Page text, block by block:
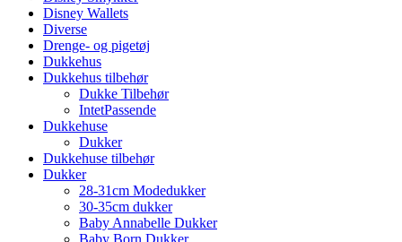
Disney Wallets
Diverse
Drenge- og pigetøj
Dukkehus
Dukkehus tilbehør
Dukke Tilbehør
IntetPassende
Dukkehuse
Dukker
Dukkehuse tilbehør
Dukker
28-31cm Modedukker
30-35cm dukker
Baby Annabelle Dukker
Baby Born Dukker